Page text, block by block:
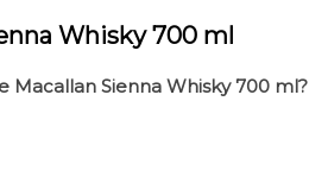
Whisky 700 ml
Macallan Sienna Whisky 700 ml?